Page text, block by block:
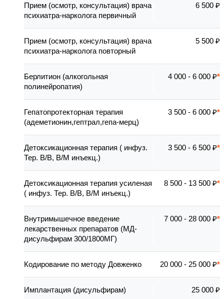
Прием (осмотр, консультация) врача
психиатра-нарколога первичный
6 500 ₽
Прием (осмотр, консультация) врача
психиатра-нарколога повторный
5 500 ₽
Берлитион (алкогольная
полинейропатия)
4 000 - 6 000 ₽
Гепатопротекторная терапия
(адеметионин,гептрал,гепа-мерц)
3 500 - 6 000 ₽
Детоксикационная терапия ( инфуз.
Тер. В/В, В/М инъекц.)
3 500 - 6 500 ₽
Детоксикационная терапия усиленая
( инфуз. Тер. В/В, В/М инъекц.)
8 500 - 13 500 ₽
Внутримышечное введение
лекарственных препаратов (МД-
дисульфирам 300/1800МГ)
7 000 - 28 000 ₽
Кодирование по методу Довженко 20 000 - 25 000 ₽
Имплантация (дисульфирам) 25 000 ₽